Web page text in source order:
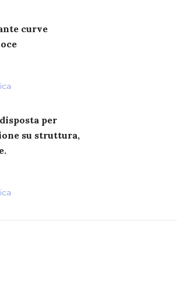
curve
per
su struttura,